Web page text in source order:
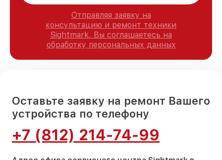
Отправляя заявку на
консультацию и ремонт техники
Sightmark, Вы соглашаетесь на
обработку персональных данных
Оставьте заявку на ремонт Вашего
устройства по телефону
+7 (812) 214-74-99